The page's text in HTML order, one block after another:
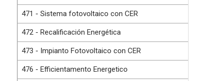
471 - Sistema fotovoltaico con CER
472 - Recalificación Energética
473 - Impianto Fotovoltaico con CER
476 - Efficientamento Energetico